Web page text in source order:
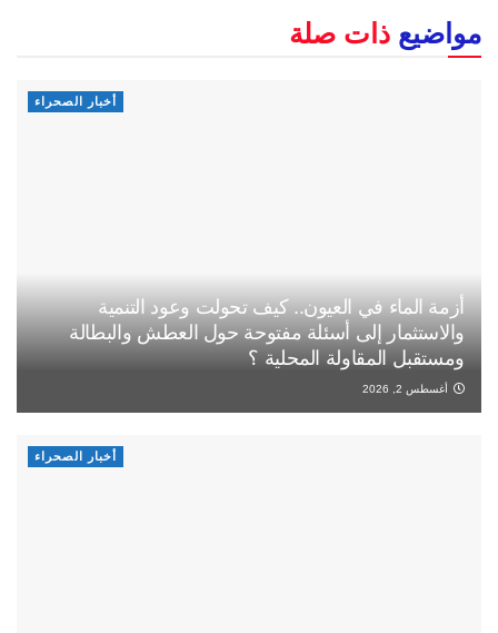
مواضيع ذات صلة
أخبار الصحراء
أزمة الماء في العيون.. كيف تحولت وعود التنمية
والاستثمار إلى أسئلة مفتوحة حول العطش والبطالة
ومستقبل المقاولة المحلية ؟
أغسطس 2, 2026
أخبار الصحراء